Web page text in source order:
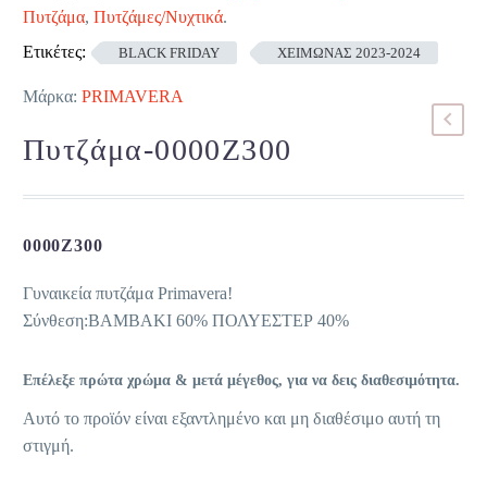
Πυτζάμα, Πυτζάμες/Νυχτικά.
Ετικέτες:
BLACK FRIDAY ΧΕΙΜΩΝΑΣ 2023-2024
Μάρκα: PRIMAVERA
Πυτζάμα-0000Z300
0000Z300
Γυναικεία πυτζάμα Primavera!
Σύνθεση:ΒΑΜΒΑΚΙ 60% ΠΟΛΥΕΣΤΕΡ 40%
Επέλεξε πρώτα χρώμα & μετά μέγεθος, για να δεις διαθεσιμότητα.
Αυτό το προϊόν είναι εξαντλημένο και μη διαθέσιμο αυτή τη
στιγμή.